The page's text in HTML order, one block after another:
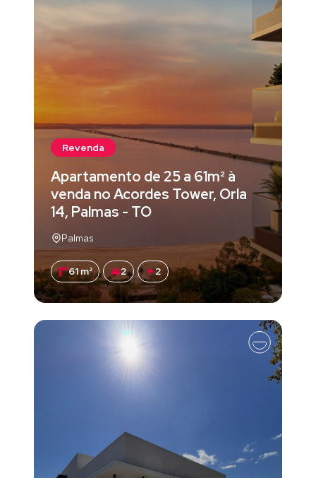
Revenda
Apartamento de 25 a 61m² à
venda no Acordes Tower, Orla
14, Palmas - TO
Palmas
61 m² 2 2